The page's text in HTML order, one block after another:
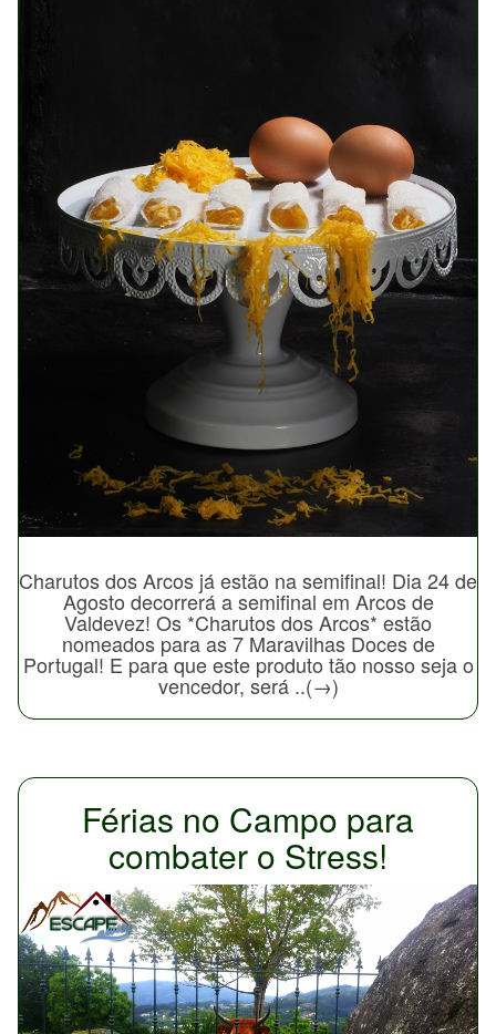
Charutos dos Arcos já estão na semifinal! Dia 24 de
Agosto decorrerá a semifinal em Arcos de
Valdevez! Os *Charutos dos Arcos* estão
nomeados para as 7 Maravilhas Doces de
Portugal! E para que este produto tão nosso seja o
vencedor, será ..(→)
Férias no Campo para
combater o Stress!